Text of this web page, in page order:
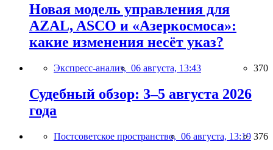
Новая модель управления для
AZAL, ASCO и «Азеркосмоса»:
какие изменения несёт указ?
Экспресс-анализ, 06 августа, 13:43 370
Судебный обзор: 3–5 августа 2026
года
Постсоветское пространство, 06 августа, 13:19 376